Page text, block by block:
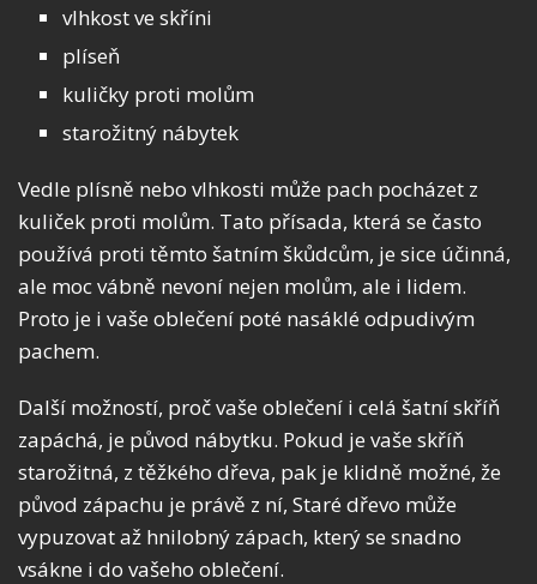
vlhkost ve skříni
plíseň
kuličky proti molům
starožitný nábytek
Vedle plísně nebo vlhkosti může pach pocházet z
kuliček proti molům. Tato přísada, která se často
používá proti těmto šatním škůdcům, je sice účinná,
ale moc vábně nevoní nejen molům, ale i lidem.
Proto je i vaše oblečení poté nasáklé odpudivým
pachem.
Další možností, proč vaše oblečení i celá šatní skříň
zapáchá, je původ nábytku. Pokud je vaše skříň
starožitná, z těžkého dřeva, pak je klidně možné, že
původ zápachu je právě z ní, Staré dřevo může
vypuzovat až hnilobný zápach, který se snadno
vsákne i do vašeho oblečení.